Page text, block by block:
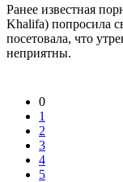
Ранее известная
Khalifa) попросила
посетовала, что
неприятны.
0
1
2
3
4
5